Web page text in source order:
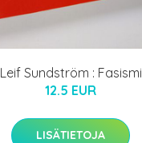
Leif Sundström : Fasismi
12.5 EUR
LISÄTIETOJA